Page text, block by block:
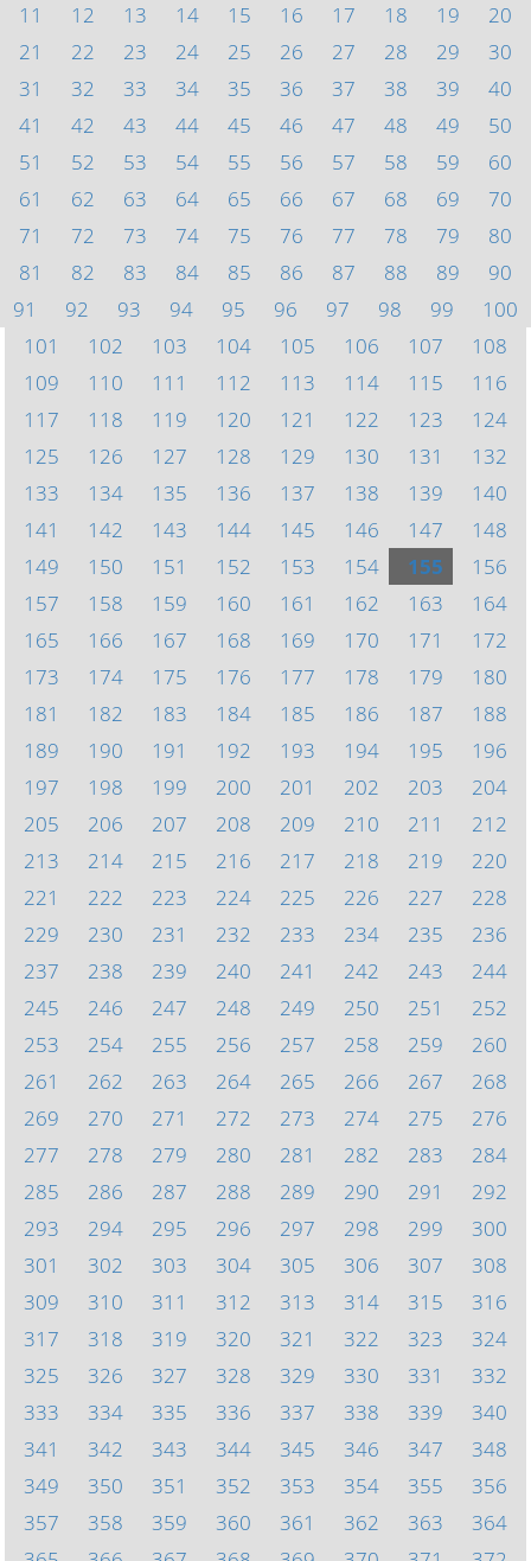
11
12 13 14 15 16 17 18 19
20
21
22 23 24 25 26 27 28 29
30
31
32 33 34 35 36 37 38 39
40
41
42 43 44 45 46 47 48 49
50
51
52 53 54 55 56 57 58 59
60
61
62 63 64 65 66 67 68 69
70
71
72 73 74 75 76 77 78 79
80
81
82 83 84 85 86 87 88 89
90
91
92 93 94 95 96 97 98 99
100
101
102 103 104 105 106 107
108
109
110 111 112 113 114 115
116
117
118 119 120 121 122 123
124
125
126 127 128 129 130 131
132
133
134 135 136 137 138 139
140
141
142 143 144 145 146 147
148
149
150 151 152 153 154 155
156
157
158 159 160 161 162 163
164
165
166 167 168 169 170 171
172
173
174 175 176 177 178 179
180
181
182 183 184 185 186 187
188
189
190 191 192 193 194 195
196
197
198 199 200 201 202 203
204
205
206 207 208 209 210 211
212
213
214 215 216 217 218 219
220
221
222 223 224 225 226 227
228
229
230 231 232 233 234 235
236
237
238 239 240 241 242 243
244
245
246 247 248 249 250 251
252
253
254 255 256 257 258 259
260
261
262 263 264 265 266 267
268
269
270 271 272 273 274 275
276
277
278 279 280 281 282 283
284
285
286 287 288 289 290 291
292
293
294 295 296 297 298 299
300
301
302 303 304 305 306 307
308
309
310 311 312 313 314 315
316
317
318 319 320 321 322 323
324
325
326 327 328 329 330 331
332
333
334 335 336 337 338 339
340
341
342 343 344 345 346 347
348
349
350 351 352 353 354 355
356
357
358 359 360 361 362 363
364